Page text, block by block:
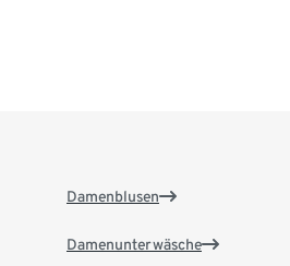
Damenblusen
Damenunterwäsche